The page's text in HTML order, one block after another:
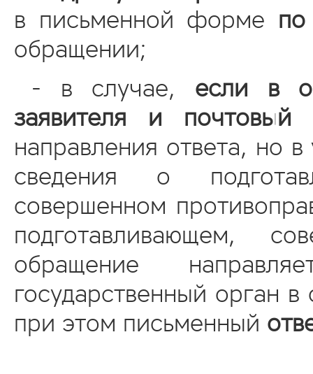
в письменной форме
обращении;
- в случае, если в
заявителя и почтовый
направления ответа, но
сведения о
совершенном
подготавливающем,
обращение
государственный орган
при этом письменный